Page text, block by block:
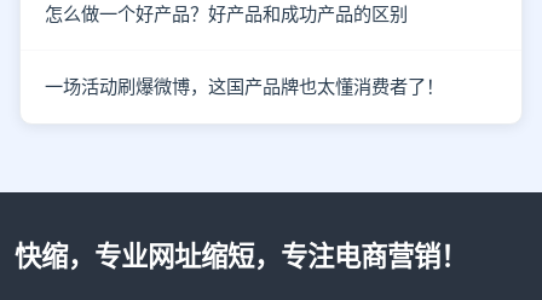
怎么做一个好产品？好产品和成功产品的区别
一场活动刷爆微博，这国产品牌也太懂消费者了！
快缩，专业网址缩短，专注电商营销！